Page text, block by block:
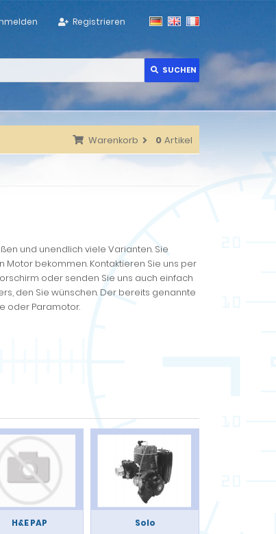
Registrieren
SUCHEN
Warenkorb 0 Artikel
und unendlich viele Varianten. Sie
bekommen. Kontaktieren Sie uns per
oder senden Sie uns auch einfach
den Sie wünschen. Der bereits genannte
oder Paramotor.
H&E PAP Solo